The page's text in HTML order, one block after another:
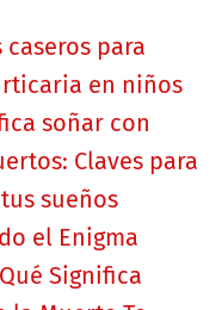
caseros para
en niños
soñar con
Claves para
sueños
el Enigma
Significa